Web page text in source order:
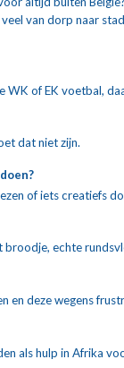
van dorp naar
of EK voetbal,
dat niet zijn.
of iets creatiefs
echte
en deze wegens
als hulp in Afrika